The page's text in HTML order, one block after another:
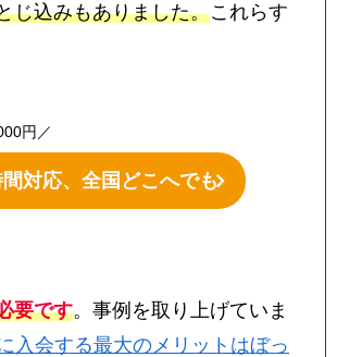
じ込みもありました。これらす
円／
対応、全国どこへでも
要です。事例を取り上げていま
入会する最大のメリットはぼっ